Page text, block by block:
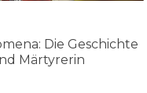
Die Geschichte
Märtyrerin